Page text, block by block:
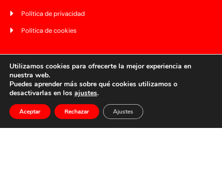
Política de privacidad
Política de cookies
CONTÁCTANOS
Av. del Ferrocarril 5, bajo lonja, 48010
scbilbaina@gmail.com
688 71 06 76
Utilizamos cookies para ofrecerte la mejor experiencia en
nuestra web.
Puedes aprender más sobre qué cookies utilizamos o
desactivarlas en los ajustes.
Aceptar Rechazar Ajustes